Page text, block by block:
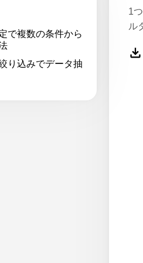
で複数の条件から
り込みでデータ抽
1
ル